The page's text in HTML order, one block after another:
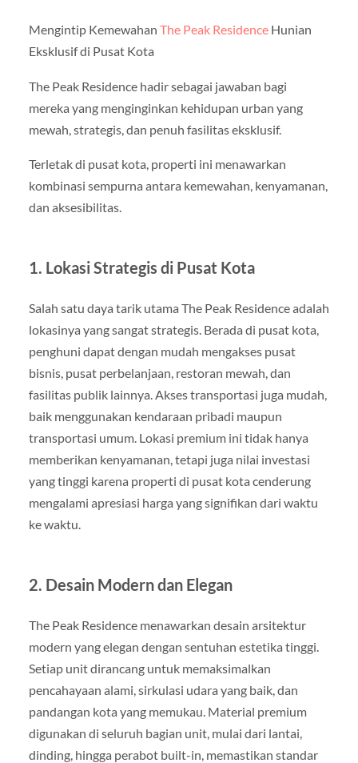
Mengintip Kemewahan The Peak ResidenceHunian
Eksklusif di Pusat Kota
The Peak Residence hadir sebagai jawaban bagi
mereka yang menginginkan kehidupan urban yang
mewah, strategis, dan penuh fasilitas eksklusif.
Terletak di pusat kota, properti ini menawarkan
kombinasi sempurna antara kemewahan, kenyamanan,
dan aksesibilitas.
1. Lokasi Strategis di Pusat Kota
Salah satu daya tarik utama The Peak Residence adalah
lokasinya yang sangat strategis. Berada di pusat kota,
penghuni dapat dengan mudah mengakses pusat
bisnis, pusat perbelanjaan, restoran mewah, dan
fasilitas publik lainnya. Akses transportasi juga mudah,
baik menggunakan kendaraan pribadi maupun
transportasi umum. Lokasi premium ini tidak hanya
memberikan kenyamanan, tetapi juga nilai investasi
yang tinggi karena properti di pusat kota cenderung
mengalami apresiasi harga yang signifikan dari waktu
ke waktu.
2. Desain Modern dan Elegan
The Peak Residence menawarkan desain arsitektur
modern yang elegan dengan sentuhan estetika tinggi.
Setiap unit dirancang untuk memaksimalkan
pencahayaan alami, sirkulasi udara yang baik, dan
pandangan kota yang memukau. Material premium
digunakan di seluruh bagian unit, mulai dari lantai,
dinding, hingga perabot built-in, memastikan standar